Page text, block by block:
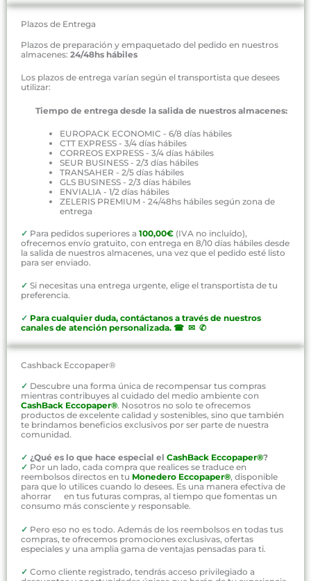
Plazos de Entrega
Plazos de preparación y empaquetado del pedido en nuestros
almacenes: 24/48hs hábiles
Los plazos de entrega varían según el transportista que desees
utilizar:
Tiempo de entrega desde la salida de nuestros almacenes:
EUROPACK ECONOMIC - 6/8 días hábiles
CTT EXPRESS - 3/4 días hábiles
CORREOS EXPRESS - 3/4 días hábiles
SEUR BUSINESS - 2/3 días hábiles
TRANSAHER - 2/5 días hábiles
GLS BUSINESS - 2/3 días hábiles
ENVIALIA - 1/2 días hábiles
ZELERIS PREMIUM - 24/48hs hábiles según zona de
entrega
✓ Para pedidos superiores a 100,00€ (IVA no incluído),
ofrecemos envío gratuito, con entrega en 8/10 días hábiles desde
la salida de nuestros almacenes, una vez que el pedido esté listo
para ser enviado.
✓ Si necesitas una entrega urgente, elige el transportista de tu
preferencia.
✓ Para cualquier duda, contáctanos a través de nuestros
canales de atención personalizada. ☎ ✉ ✆
Cashback Eccopaper®
✓ Descubre una forma única de recompensar tus compras
mientras contribuyes al cuidado del medio ambiente con
CashBack Eccopaper®. Nosotros no solo te ofrecemos
productos de excelente calidad y sostenibles, sino que también
te brindamos beneficios exclusivos por ser parte de nuestra
comunidad.
✓ ¿Qué es lo que hace especial el CashBack Eccopaper®?
✓ Por un lado, cada compra que realices se traduce en
reembolsos directos en tu Monedero Eccopaper®, disponible
para que lo utilices cuando lo desees. Es una manera efectiva de
ahorrar en tus futuras compras, al tiempo que fomentas un
consumo más consciente y responsable.
✓ Pero eso no es todo. Además de los reembolsos en todas tus
compras, te ofrecemos promociones exclusivas, ofertas
especiales y una amplia gama de ventajas pensadas para ti.
✓ Como cliente registrado, tendrás acceso privilegiado a